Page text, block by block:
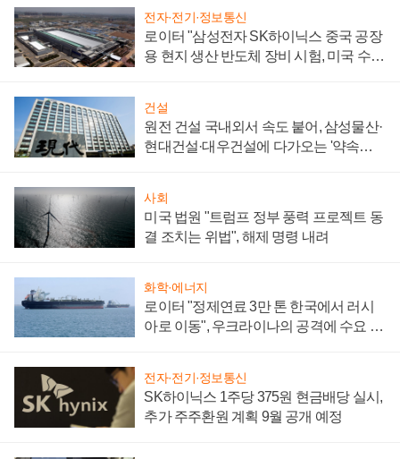
전자·전기·정보통신
로이터 "삼성전자 SK하이닉스 중국 공장
용 현지 생산 반도체 장비 시험, 미국 수출
건설
원전 건설 국내외서 속도 붙어, 삼성물산·
현대건설·대우건설에 다가오는 '약속의
사회
미국 법원 "트럼프 정부 풍력 프로젝트 동
결 조치는 위법", 해제 명령 내려
화학·에너지
로이터 "정제연료 3만 톤 한국에서 러시
아로 이동", 우크라이나의 공격에 수요 늘
전자·전기·정보통신
SK하이닉스 1주당 375원 현금배당 실시,
추가 주주환원 계획 9월 공개 예정